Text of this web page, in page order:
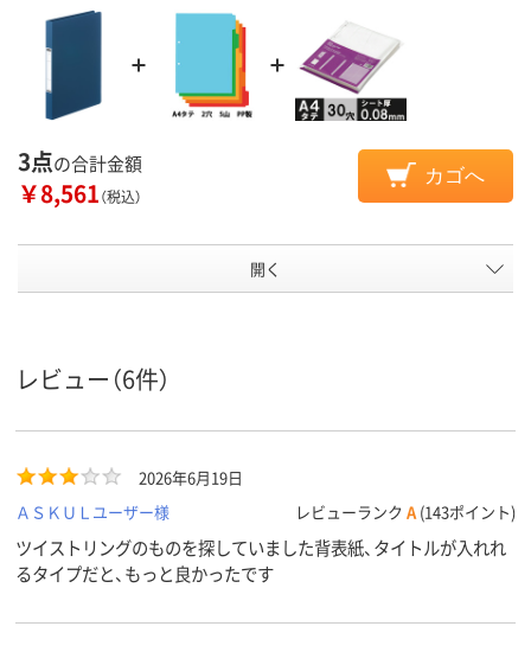
3点の合計金額
￥8,561（税込）
カゴへ
開く
レビュー（6件）
2026年6月19日
ＡＳＫＵＬユーザー様
レビューランク A (143ポイント)
ツイストリングのものを探していました背表紙、タイトルが入れれ
るタイプだと、もっと良かったです